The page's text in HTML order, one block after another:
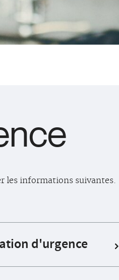
les informations suivantes.
d'urgence